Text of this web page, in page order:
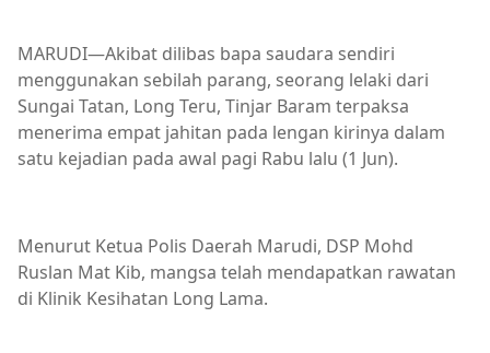
MARUDI—Akibat dilibas bapa saudara sendiri
menggunakan sebilah parang, seorang lelaki dari
Sungai Tatan, Long Teru, Tinjar Baram terpaksa
menerima empat jahitan pada lengan kirinya dalam
satu kejadian pada awal pagi Rabu lalu (1 Jun).
Menurut Ketua Polis Daerah Marudi, DSP Mohd
Ruslan Mat Kib, mangsa telah mendapatkan rawatan
di Klinik Kesihatan Long Lama.